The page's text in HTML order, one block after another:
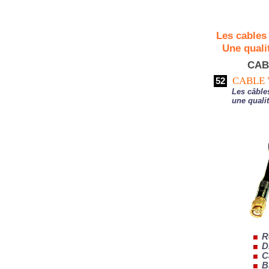
Les
Une
52 CABLE
Les
une